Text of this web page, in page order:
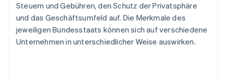
Steuern und Gebühren, den Schutz der Privatsphäre
und das Geschäftsumfeld auf. Die Merkmale des
jeweiligen Bundesstaats können sich auf verschiedene
Unternehmen in unterschiedlicher Weise auswirken.